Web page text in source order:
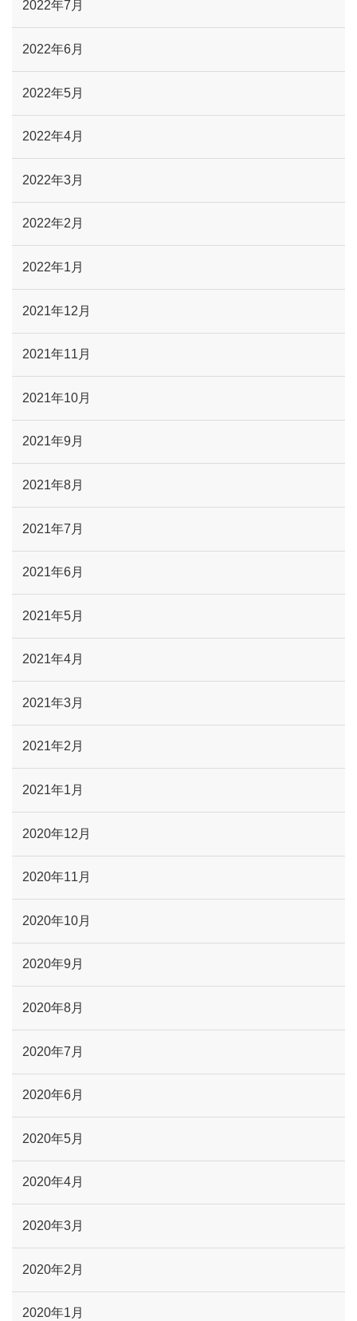
2022年7月
2022年6月
2022年5月
2022年4月
2022年3月
2022年2月
2022年1月
2021年12月
2021年11月
2021年10月
2021年9月
2021年8月
2021年7月
2021年6月
2021年5月
2021年4月
2021年3月
2021年2月
2021年1月
2020年12月
2020年11月
2020年10月
2020年9月
2020年8月
2020年7月
2020年6月
2020年5月
2020年4月
2020年3月
2020年2月
2020年1月